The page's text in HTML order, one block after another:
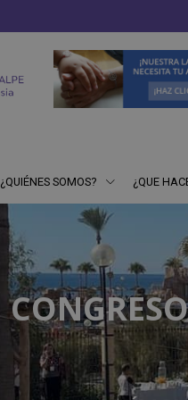
¿QUIÉNES SOMOS? ¿QUE